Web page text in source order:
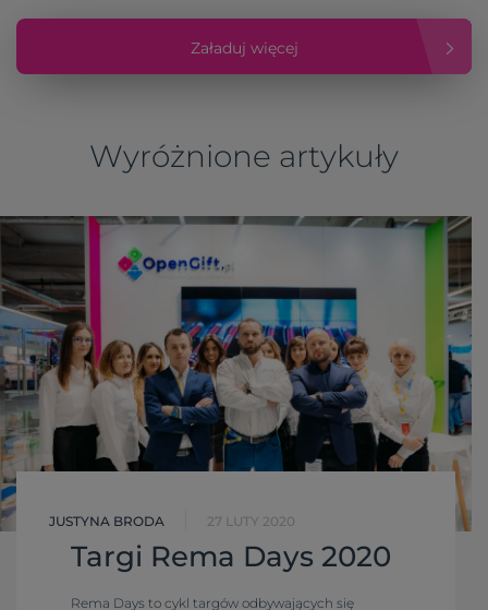
Załaduj więcej
Wyróżnione artykuły
JUSTYNA BRODA 27 LUTY 2020
Targi Rema Days 2020
Rema Days to cykl targów odbywających się